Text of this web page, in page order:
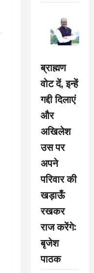
ब्राह्मण
वोट दें, इन्हें
गद्दी दिलाएं
और
अखिलेश
उस पर
अपने
परिवार की
खड़ाऊँ
रखकर
राज करेंगे:
बृजेश
पाठक